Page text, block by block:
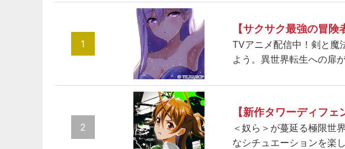
1
【サクサク最強の冒険
TVアニメ配信中！剣と魔
よう。異世界転生への扉
2
【新作タワーディフェ
＜奴ら＞が蔓延る極限世
なシチュエーションを楽